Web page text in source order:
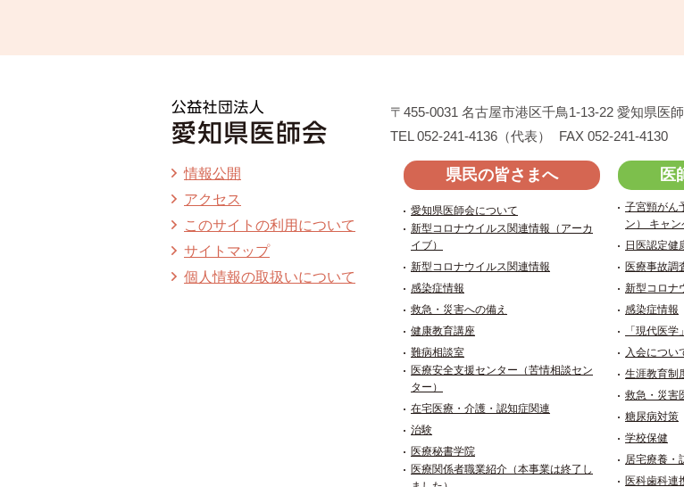
〒455-0031 名古屋市港区千鳥1-13-22 愛知県医
TEL 052-241-4136（代表）
FAX 052-241-4130
情報公開
アクセス
このサイトの利用について
サイトマップ
個人情報の取扱いについて
県民の皆さまへ
愛知県医師会について
新型コロナウイルス関連情報（アーカ
イブ）
新型コロナウイルス関連情報
感染症情報
救急・災害への備え
健康教育講座
難病相談室
医療安全支援センター（苦情相談セン
ター）
在宅医療・介護・認知症関連
治験
医療秘書学院
医療関係者職業紹介（本事業は終了し
医
子宮頸がん
ン） キャン
日医認定健
医療事故調
新型コロナ
感染症情報
「現代医学
入会につい
生涯教育制
救急・災害
糖尿病対策
学校保健
居宅療養・
医科歯科連